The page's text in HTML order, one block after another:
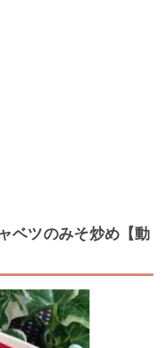
ベツのみそ炒め【動